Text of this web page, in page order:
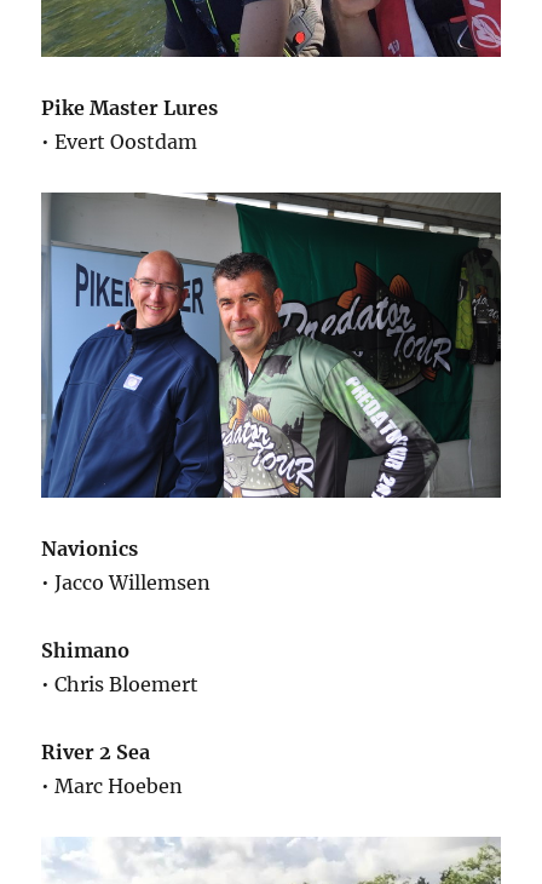
Pike Master Lures
• Evert Oostdam
Navionics
• Jacco Willemsen
Shimano
• Chris Bloemert
River 2 Sea
• Marc Hoeben